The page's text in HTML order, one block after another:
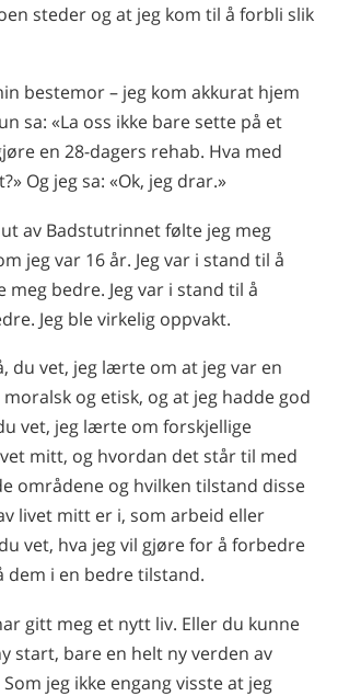
Kroatisk
Alle regioner/språk
steder og at jeg kom til å forbli slik
bestemor– jeg kom akkurat hjem
sa: «La oss ikke bare sette på et
en 28-dagers rehab. Hva med
Og jeg sa: «Ok, jeg drar.»
av Badstutrinnet følte jeg meg
jeg var 16 år. Jeg var i stand til å
meg bedre. Jeg var i stand til å
Jeg ble virkelig oppvakt.
du vet, jeg lærte om at jeg var en
og etisk, og at jeg hadde god
vet, jeg lærte om forskjellige
mitt, og hvordan det står til med
områdene og hvilken tilstand disse
livet mitt er i, som arbeid eller
vet, hva jeg vil gjøre for å forbedre
dem i en bedre tilstand.
gitt meg et nytt liv. Eller du kunne
start, bare en helt ny verden av
jeg ikke engang visste at jeg